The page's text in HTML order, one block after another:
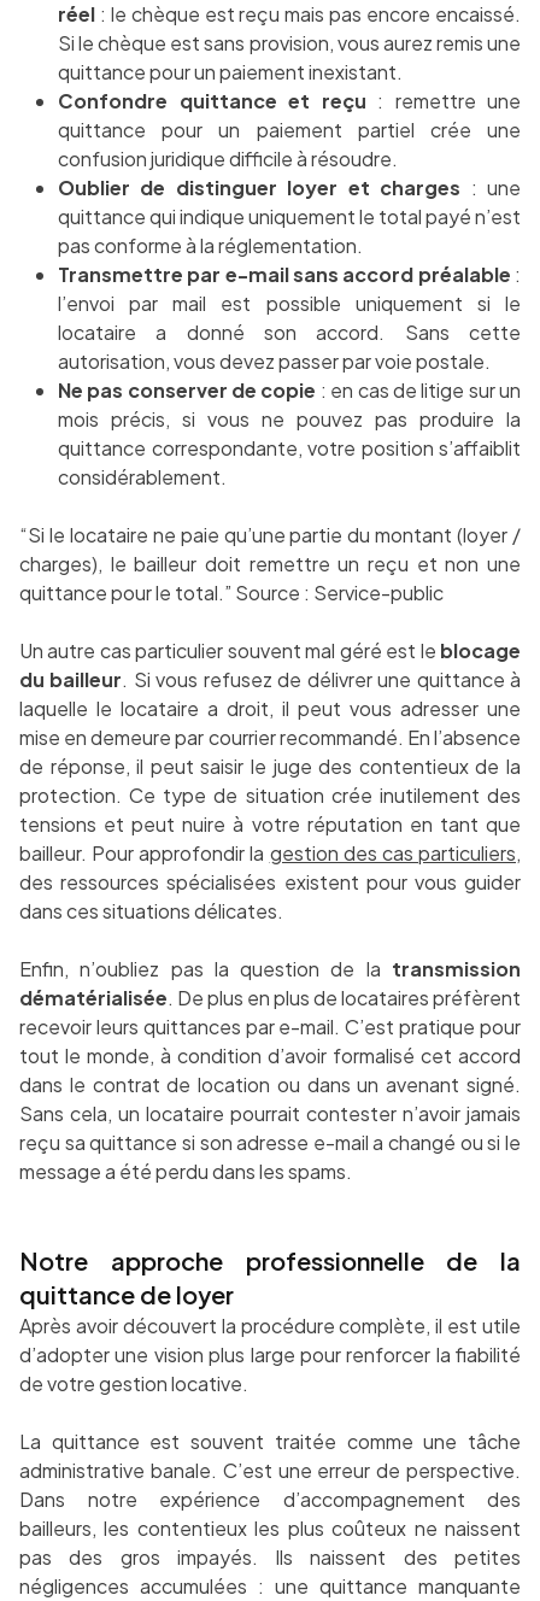
réel : le chèque est reçu mais pas encore encaissé.
Si le chèque est sans provision, vous aurez remis une
quittance pour un paiement inexistant.
Confondre quittance et reçu : remettre une
quittance pour un paiement partiel crée une
confusion juridique difficile à résoudre.
Oublier de distinguer loyer et charges : une
quittance qui indique uniquement le total payé n’est
pas conforme à la réglementation.
Transmettre par e-mail sans accord préalable :
l’envoi par mail est possible uniquement si le
locataire a donné son accord. Sans cette
autorisation, vous devez passer par voie postale.
Ne pas conserver de copie : en cas de litige sur un
mois précis, si vous ne pouvez pas produire la
quittance correspondante, votre position s’affaiblit
considérablement.
“Si le locataire ne paie qu’une partie du montant (loyer /
charges), le bailleur doit remettre un reçu et non une
quittance pour le total.” Source : Service-public
Un autre cas particulier souvent mal géré est le blocage
du bailleur. Si vous refusez de délivrer une quittance à
laquelle le locataire a droit, il peut vous adresser une
mise en demeure par courrier recommandé. En l’absence
de réponse, il peut saisir le juge des contentieux de la
protection. Ce type de situation crée inutilement des
tensions et peut nuire à votre réputation en tant que
bailleur. Pour approfondir la gestion des cas particuliers,
des ressources spécialisées existent pour vous guider
dans ces situations délicates.
Enfin, n’oubliez pas la question de la transmission
dématérialisée. De plus en plus de locataires préfèrent
recevoir leurs quittances par e-mail. C’est pratique pour
tout le monde, à condition d’avoir formalisé cet accord
dans le contrat de location ou dans un avenant signé.
Sans cela, un locataire pourrait contester n’avoir jamais
reçu sa quittance si son adresse e-mail a changé ou si le
message a été perdu dans les spams.
Notre approche professionnelle de la
quittance de loyer
Après avoir découvert la procédure complète, il est utile
d’adopter une vision plus large pour renforcer la fiabilité
de votre gestion locative.
La quittance est souvent traitée comme une tâche
administrative banale. C’est une erreur de perspective.
Dans notre expérience d’accompagnement des
bailleurs, les contentieux les plus coûteux ne naissent
pas des gros impayés. Ils naissent des petites
négligences accumulées : une quittance manquante